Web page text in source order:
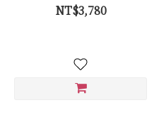
NT$3,780